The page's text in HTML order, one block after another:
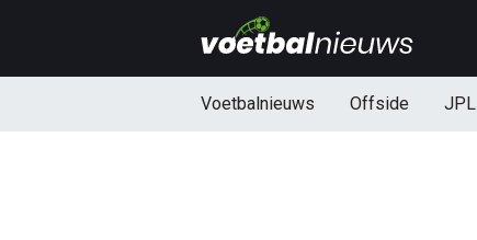
Voetbalnieuws Offside JPL